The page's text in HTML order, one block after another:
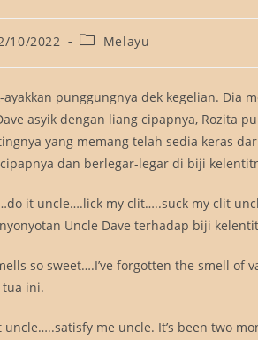
10/2022
PostMelayu
ayakkan punggungnya dek kegelian. Dia
asyik dengan liang cipapnya, Rozita
yang memang telah sedia keras
dan berlegar-legar di biji
it uncle….lick my clit…..suck my clit
Uncle Dave terhadap biji
so sweet….I’ve forgotten the smell
tua ini.
uncle…..satisfy me uncle. It’s been two